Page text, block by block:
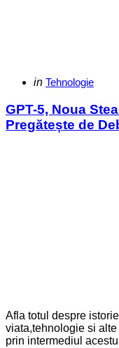
Categories
Posted
in Tehnologie
GPT-5, Noua
Pregătește de
Afla totul despre
viata,tehnologie si
prin intermediul